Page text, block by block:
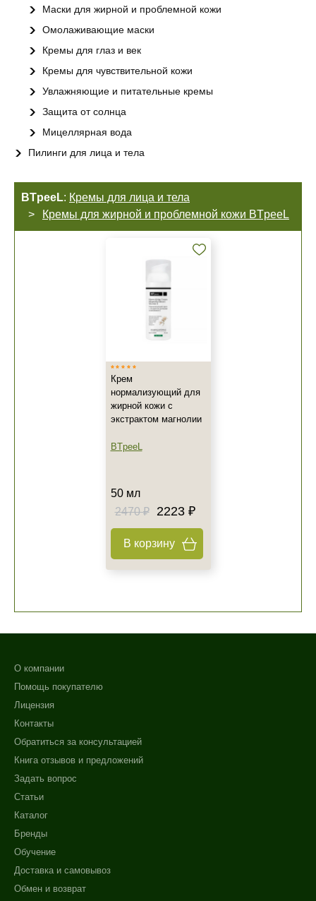
Маски для жирной и проблемной кожи
Омолаживающие маски
Кремы для глаз и век
Кремы для чувствительной кожи
Увлажняющие и питательные кремы
Защита от солнца
Мицеллярная вода
Пилинги для лица и тела
BTpeeL: Кремы для лица и тела
Кремы для жирной и проблемной кожи BTpeeL
Крем
нормализующий для
жирной кожи с
экстрактом магнолии
BTpeeL
50 мл
2470 ₽
2223 ₽
В корзину
О компании
Помощь покупателю
Лицензия
Контакты
Обратиться за консультацией
Книга отзывов и предложений
Задать вопрос
Статьи
Каталог
Бренды
Обучение
Доставка и самовывоз
Обмен и возврат
+7 (495) 640-58-89
+7 (929) 933-09-89